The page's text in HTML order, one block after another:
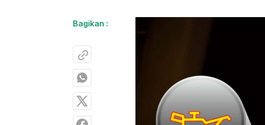
Bagikan :